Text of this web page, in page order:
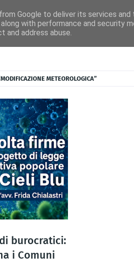
MODIFICAZIONE METEOROLOGICA
burocratici:
i Comuni
Google to deliver its services
with performance and security
address abuse.